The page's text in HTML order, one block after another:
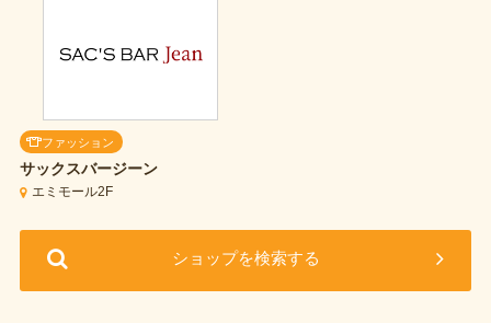
ファッション
サックスバージーン
エミモール2F
ショップを検索する